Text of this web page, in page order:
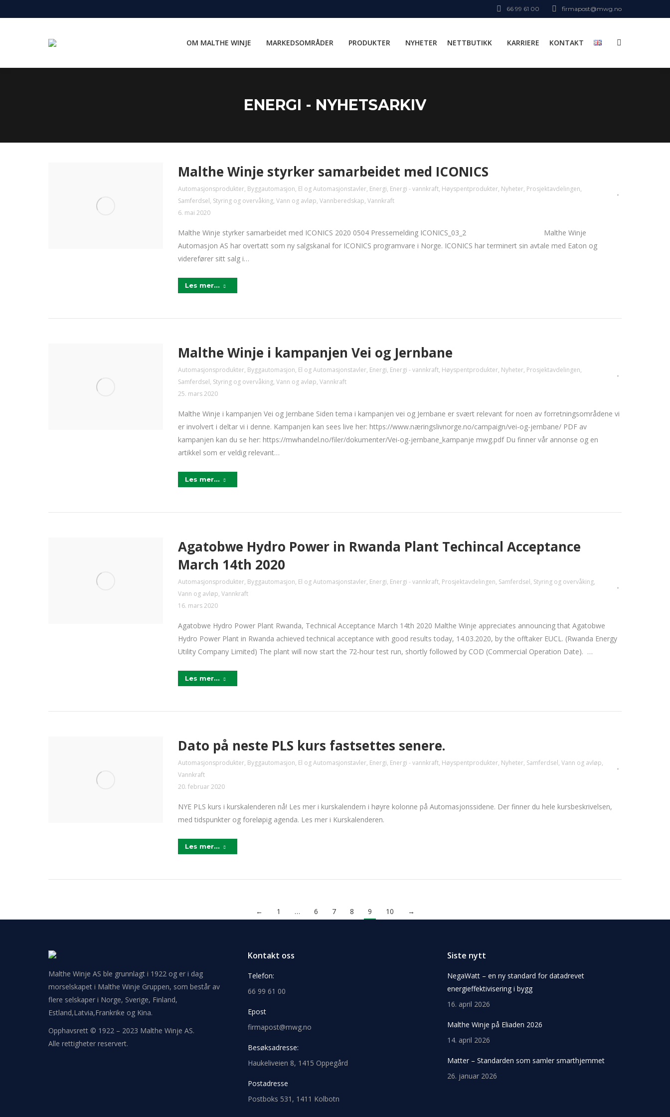
66 99 61 00 firmapost@mwg.no
OM MALTHE WINJE MARKEDSOMRÅDER PRODUKTER NYHETER NETTBUTIKK KARRIERE KONTAKT Search:
ENERGI - NYHETSARKIV
Malthe Winje styrker samarbeidet med ICONICS
Automasjonsprodukter, Byggautomasjon, El og Automasjonstavler, Energi, Energi - vannkraft, Høyspentprodukter, Nyheter, Prosjektavdelingen,
Samferdsel, Styring og overvåking, Vann og avløp, Vannberedskap, Vannkraft
6. mai 2020
Malthe Winje styrker samarbeidet med ICONICS 2020 0504 Pressemelding ICONICS_03_2 Malthe Winje
Automasjon AS har overtatt som ny salgskanal for ICONICS programvare i Norge. ICONICS har terminert sin avtale med Eaton og
viderefører sitt salg i…
Les mer...
Malthe Winje i kampanjen Vei og Jernbane
Automasjonsprodukter, Byggautomasjon, El og Automasjonstavler, Energi, Energi - vannkraft, Høyspentprodukter, Nyheter, Prosjektavdelingen,
Samferdsel, Styring og overvåking, Vann og avløp, Vannkraft
25. mars 2020
Malthe Winje i kampanjen Vei og Jernbane Siden tema i kampanjen vei og Jernbane er svært relevant for noen av forretningsområdene vi
er involvert i deltar vi i denne. Kampanjen kan sees live her: https://www.næringslivnorge.no/campaign/vei-og-jernbane/ PDF av
kampanjen kan du se her: https://mwhandel.no/filer/dokumenter/Vei-og-jernbane_kampanje mwg.pdf Du finner vår annonse og en
artikkel som er veldig relevant…
Les mer...
Agatobwe Hydro Power in Rwanda Plant Techincal Acceptance
March 14th 2020
Automasjonsprodukter, Byggautomasjon, El og Automasjonstavler, Energi, Energi - vannkraft, Prosjektavdelingen, Samferdsel, Styring og overvåking,
Vann og avløp, Vannkraft
16. mars 2020
Agatobwe Hydro Power Plant Rwanda, Technical Acceptance March 14th 2020 Malthe Winje appreciates announcing that Agatobwe
Hydro Power Plant in Rwanda achieved technical acceptance with good results today, 14.03.2020, by the offtaker EUCL. (Rwanda Energy
Utility Company Limited) The plant will now start the 72-hour test run, shortly followed by COD (Commercial Operation Date). …
Les mer...
Dato på neste PLS kurs fastsettes senere.
Automasjonsprodukter, Byggautomasjon, El og Automasjonstavler, Energi, Energi - vannkraft, Høyspentprodukter, Nyheter, Samferdsel, Vann og avløp,
Vannkraft
20. februar 2020
NYE PLS kurs i kurskalenderen nå! Les mer i kurskalendern i høyre kolonne på Automasjonssidene. Der finner du hele kursbeskrivelsen,
med tidspunkter og foreløpig agenda. Les mer i Kurskalenderen.
Les mer...
← 1 … 6 7 8 9 10 →
Malthe Winje AS ble grunnlagt i 1922 og er i dag
morselskapet i Malthe Winje Gruppen, som består av
flere selskaper i Norge, Sverige, Finland,
Estland,Latvia,Frankrike og Kina.
Opphavsrett © 1922 – 2023 Malthe Winje AS.
Alle rettigheter reservert.
Kontakt oss
Telefon:
66 99 61 00
Epost
firmapost@mwg.no
Besøksadresse:
Haukeliveien 8, 1415 Oppegård
Postadresse
Postboks 531, 1411 Kolbotn
Siste nytt
NegaWatt – en ny standard for datadrevet
energieffektivisering i bygg
16. april 2026
Malthe Winje på Eliaden 2026
14. april 2026
Matter – Standarden som samler smarthjemmet
26. januar 2026